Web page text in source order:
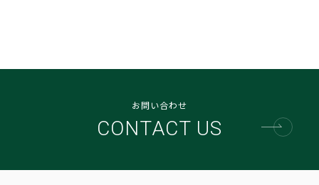
お問い合わせ
CONTACT US